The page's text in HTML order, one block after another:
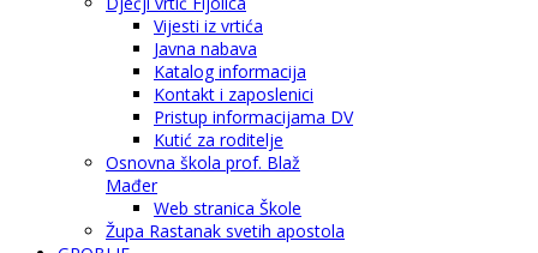
Vijesti iz vrtića
Javna nabava
Katalog informacija
Kontakt i zaposlenici
Pristup informacijama DV
Kutić za roditelje
Osnovna škola prof. Blaž
Mađer
Web stranica Škole
Župa Rastanak svetih apostola